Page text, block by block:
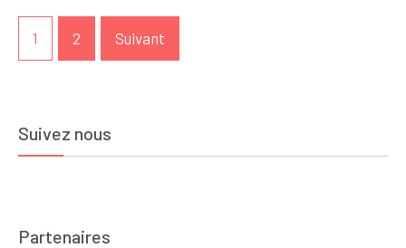
Pagination
des1 2 Suivant
Suivez nous
Partenaires